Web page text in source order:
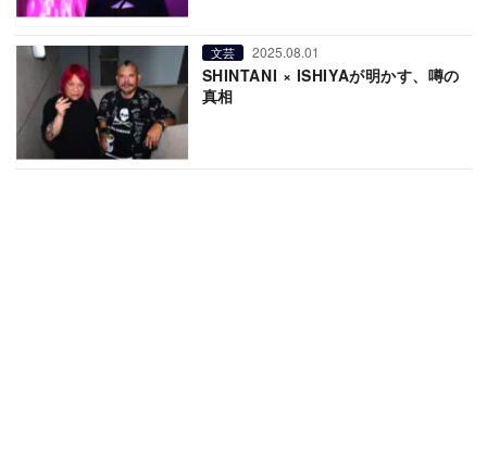
文芸 2025.08.01
SHINTANI × ISHIYAが明かす、噂の
真相